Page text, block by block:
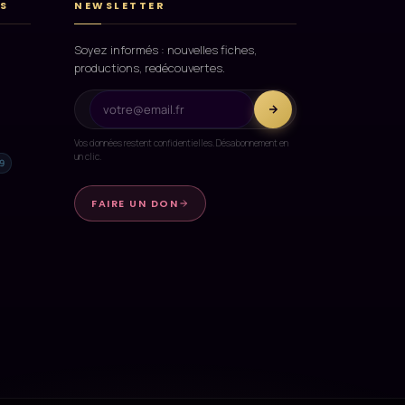
NEWSLETTER
Soyez informés : nouvelles fiches,
productions, redécouvertes.
Vos données restent confidentielles. Désabonnement en
un clic.
FAIRE UN DON